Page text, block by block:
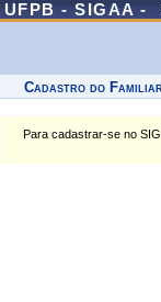
UFPB - SIGAA -
Cadastro do Familiar
Para cadastrar-se no